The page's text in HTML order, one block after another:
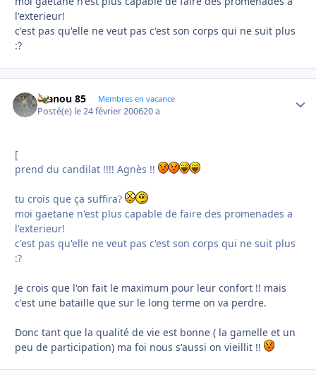
l'exterieur!
c'est pas qu'elle ne veut pas c'est son corps qui ne suit plus
:?
manou 85 Membres en vacance
Posté(e) le 24 février 200620 a
[
prend du candilat !!!! Agnès !!
tu crois que ça suffira?
moi gaetane n'est plus capable de faire des promenades a
l'exterieur!
c'est pas qu'elle ne veut pas c'est son corps qui ne suit plus
:?
Je crois que l'on fait le maximum pour leur confort !! mais
c'est une bataille que sur le long terme on va perdre.
Donc tant que la qualité de vie est bonne ( la gamelle et un
peu de participation) ma foi nous s'aussi on vieillit !!